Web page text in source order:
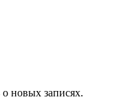
новых записях.